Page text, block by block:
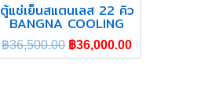
ตู้แช่เย็นสแตนเลส 22 คิว
BANGNA COOLING
฿36,500.00 ฿36,000.00